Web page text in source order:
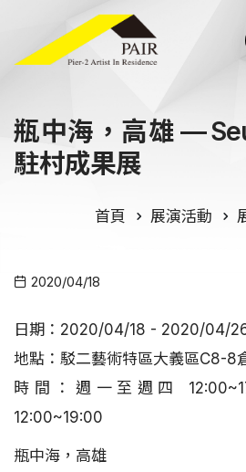
瓶中海，高雄 —
駐村成果展
首頁 展演活動
2020/04/18
日期：2020/04/18 - 2020/04/
地點：駁二藝術特區大義區C8-8
時間：週一至週四
12:00~19:00
瓶中海，高雄